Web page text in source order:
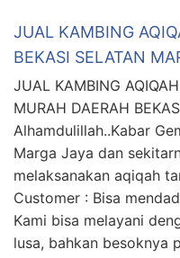
JUAL KAMBING
BEKASI SELATAN
JUAL KAMBING AQIQAH
MURAH DAERAH
Alhamdulillah..Kabar
Marga Jaya dan
melaksanakan aqiqah
Customer : Bisa
Kami bisa melayani
lusa, bahkan besoknya